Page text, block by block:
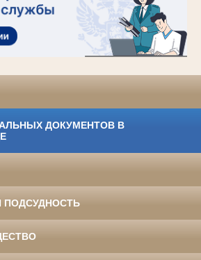
ДОКУМЕНТОВ В
ПОДСУДНОСТЬ